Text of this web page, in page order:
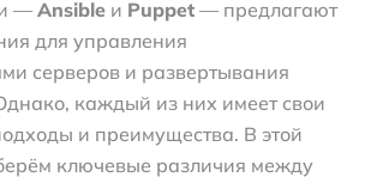
— Ansible и Puppet — предлагают
для управления
серверов и развертывания
каждый из них имеет свои
и преимущества. В этой
ключевые различия между